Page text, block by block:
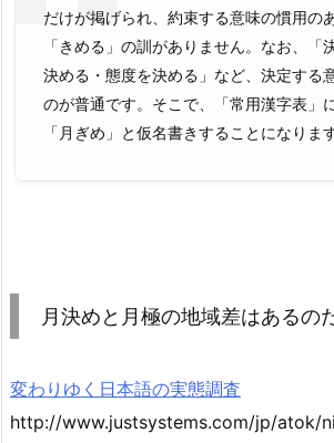
だけが掲げられ、約束する意味の慣用の
「きめる」の訓がありません。なお、「
決める・態度を決める」など、決定する
のが普通です。そこで、「常用漢字表」
「月ぎめ」と仮名書きすることになります
月決めと月極の地域差はあるの
変わりゆく日本語の実態調査
http://www.justsystems.com/jp/atok/